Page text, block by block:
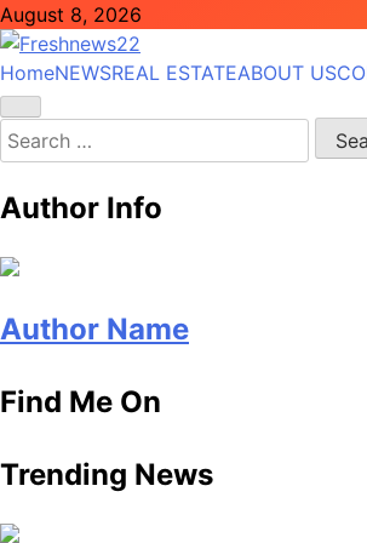
Skip
to
content
August 8, 2026
Freshnews22
Best News Website in North Macedonia
HomeNEWSREAL ESTATEABOUT US
Search
for:
Author Info
Author Name
Find Me On
Trending News